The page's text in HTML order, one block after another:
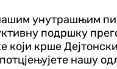
унутрашњим
подршку
који крше
нашу